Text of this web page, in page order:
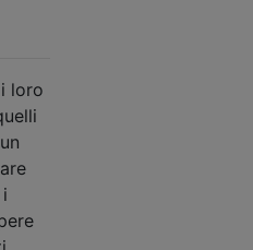
loro